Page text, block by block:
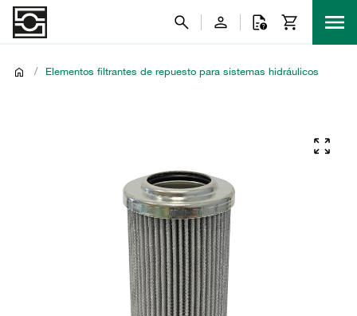
/ Elementos filtrantes de repuesto para sistemas hidráulicos